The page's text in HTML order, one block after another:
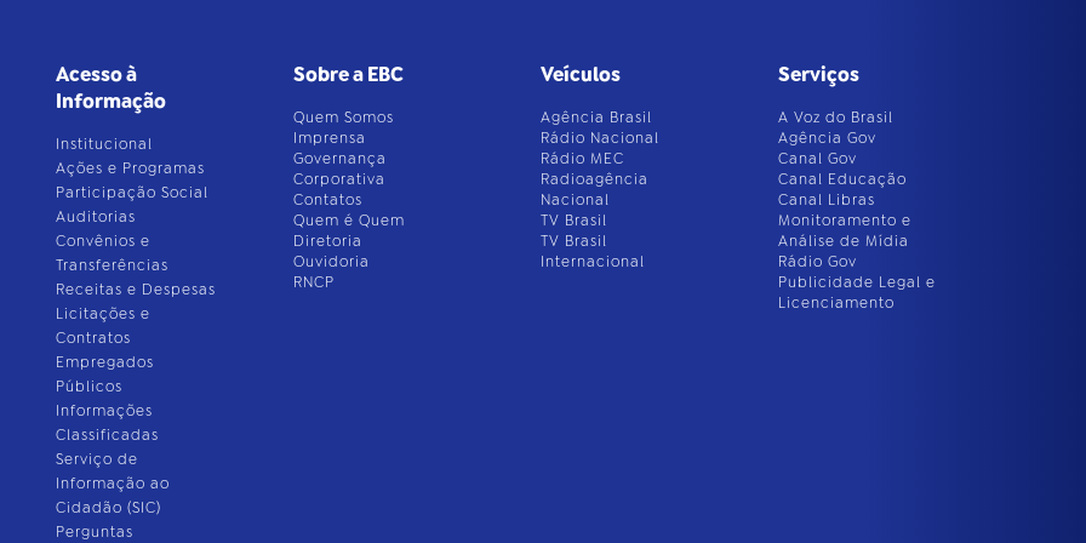
Acesso à
Informação
Institucional
Ações e Programas
Participação Social
Auditorias
Convênios e
Transferências
Receitas e Despesas
Licitações e
Contratos
Empregados
Públicos
Informações
Classificadas
Serviço de
Informação ao
Cidadão (SIC)
Perguntas
Sobre a EBC
Quem Somos
Imprensa
Governança
Corporativa
Contatos
Quem é Quem
Diretoria
Ouvidoria
RNCP
Veículos
Agência Brasil
Rádio Nacional
Rádio MEC
Radioagência
Nacional
TV Brasil
TV Brasil
Internacional
Serviços
A Voz do Brasil
Agência Gov
Canal Gov
Canal Educação
Canal Libras
Monitoramento e
Análise de Mídia
Rádio Gov
Publicidade Legal e
Licenciamento